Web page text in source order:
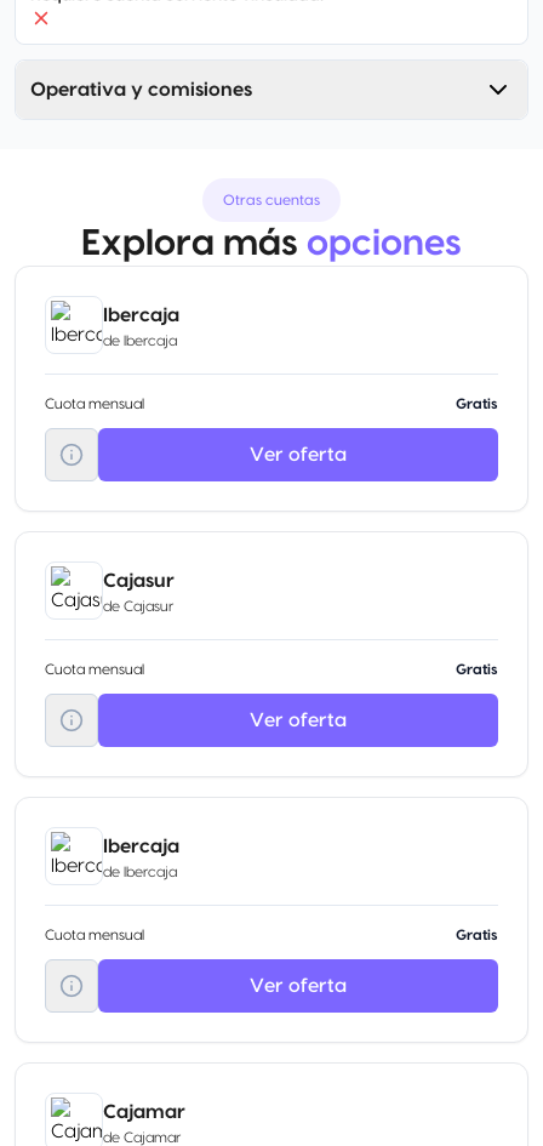
Operativa y comisiones
Otras cuentas
Explora más opciones
Ibercaja
de Ibercaja
Cuota mensual Gratis
Ver oferta
Cajasur
de Cajasur
Cuota mensual Gratis
Ver oferta
Ibercaja
de Ibercaja
Cuota mensual Gratis
Ver oferta
Cajamar
de Cajamar